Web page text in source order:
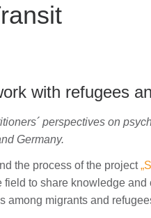
with refugees
perspectives on
Germany.
the process of the project
to share knowledge
among migrants and